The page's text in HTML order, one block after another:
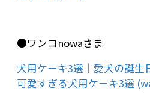
●ワンコnowaさま
犬用ケーキ3選｜愛犬の誕生
可愛すぎる犬用ケーキ3選